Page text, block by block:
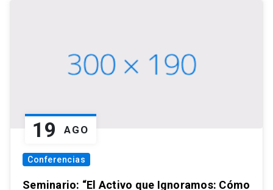
19 AGO
Conferencias
Seminario: “El Activo que Ignoramos: Cómo